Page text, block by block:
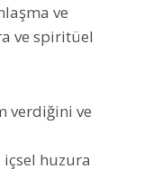
ve
ve spiritüel
verdiğini ve
huzura